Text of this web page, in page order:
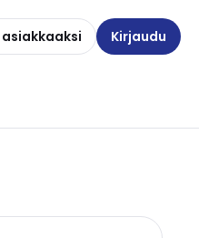
asiakkaaksi Kirjaudu